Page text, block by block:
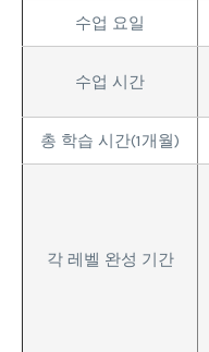
수업 요일
수업 시간
총 학습 시간(1개월)
각 레벨 완성 기간